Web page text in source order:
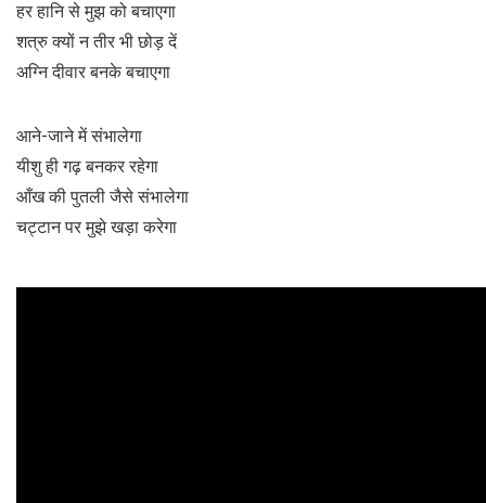
हर हानि से मुझ को बचाएगा
शत्रु क्यों न तीर भी छोड़ दें
अग्नि दीवार बनके बचाएगा
आने-जाने में संभालेगा
यीशु ही गढ़ बनकर रहेगा
आँख की पुतली जैसे संभालेगा
चट्टान पर मुझे खड़ा करेगा